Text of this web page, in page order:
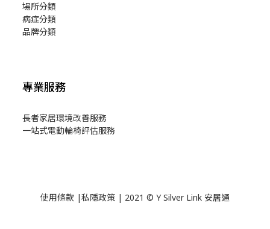
場所分類
病症分類
品牌分類
專業服務
長者家居環境改善服務
一站式電動輪椅評估服務
使用條款 |私隱政策 | 2021 © Y Silver Link 安居通